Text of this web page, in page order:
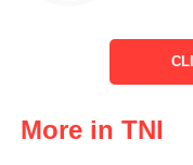
Nasudin/S.Andin
More in TNI